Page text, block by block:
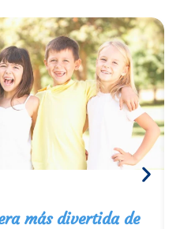
más divertida de